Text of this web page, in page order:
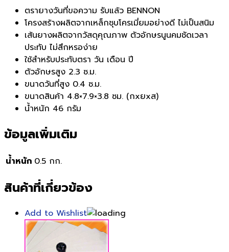
ตรายางวันที่ขอความ รับแล้ว BENNON
โครงสร้างผลิตจากเหล็กชุบโครเมี่ยมอย่างดี ไม่เป็นสนิม
เส้นยางผลิตจากวัสดุคุณภาพ ตัวอักษรนูนคมชัดเวลา
ประทับ ไม่สึกหรอง่าย
ใช้สำหรับประทับตรา วัน เดือน ปี
ตัวอักษรสูง 2.3 ซ.ม.
ขนาดวันที่สูง 0.4 ซ.ม.
ขนาดสินค้า 4.8×7.9×3.8 ซม. (กxยxส)
น้ำหนัก 46 กรัม
ข้อมูลเพิ่มเติม
น้ำหนัก 0.5 กก.
สินค้าที่เกี่ยวข้อง
Add to Wishlist